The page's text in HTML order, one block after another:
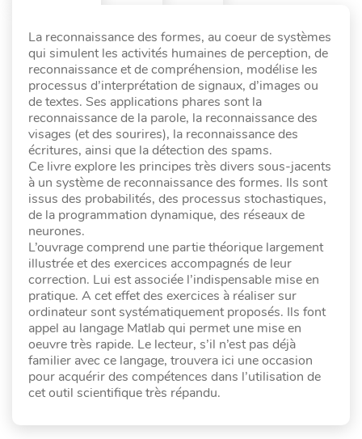
La reconnaissance des formes, au coeur de systèmes
qui simulent les activités humaines de perception, de
reconnaissance et de compréhension, modélise les
processus d’interprétation de signaux, d’images ou
de textes. Ses applications phares sont la
reconnaissance de la parole, la reconnaissance des
visages (et des sourires), la reconnaissance des
écritures, ainsi que la détection des spams.
Ce livre explore les principes très divers sous-jacents
à un système de reconnaissance des formes. Ils sont
issus des probabilités, des processus stochastiques,
de la programmation dynamique, des réseaux de
neurones.
L’ouvrage comprend une partie théorique largement
illustrée et des exercices accompagnés de leur
correction. Lui est associée l’indispensable mise en
pratique. A cet effet des exercices à réaliser sur
ordinateur sont systématiquement proposés. Ils font
appel au langage Matlab qui permet une mise en
oeuvre très rapide. Le lecteur, s’il n’est pas déjà
familier avec ce langage, trouvera ici une occasion
pour acquérir des compétences dans l’utilisation de
cet outil scientifique très répandu.